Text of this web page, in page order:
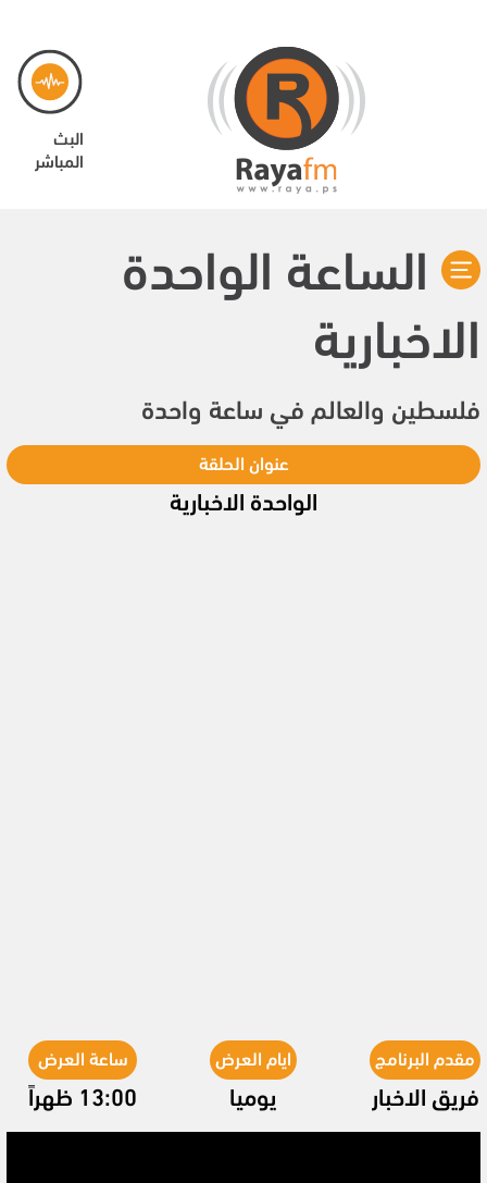
البث
المباشر
الساعة الواحدة
الاخبارية
فلسطين والعالم في ساعة واحدة
عنوان الحلقة
الواحدة الاخبارية
مقدم البرنامج
فريق الاخبار
ايام العرض
يوميا
ساعة العرض
13:00 ظهراً